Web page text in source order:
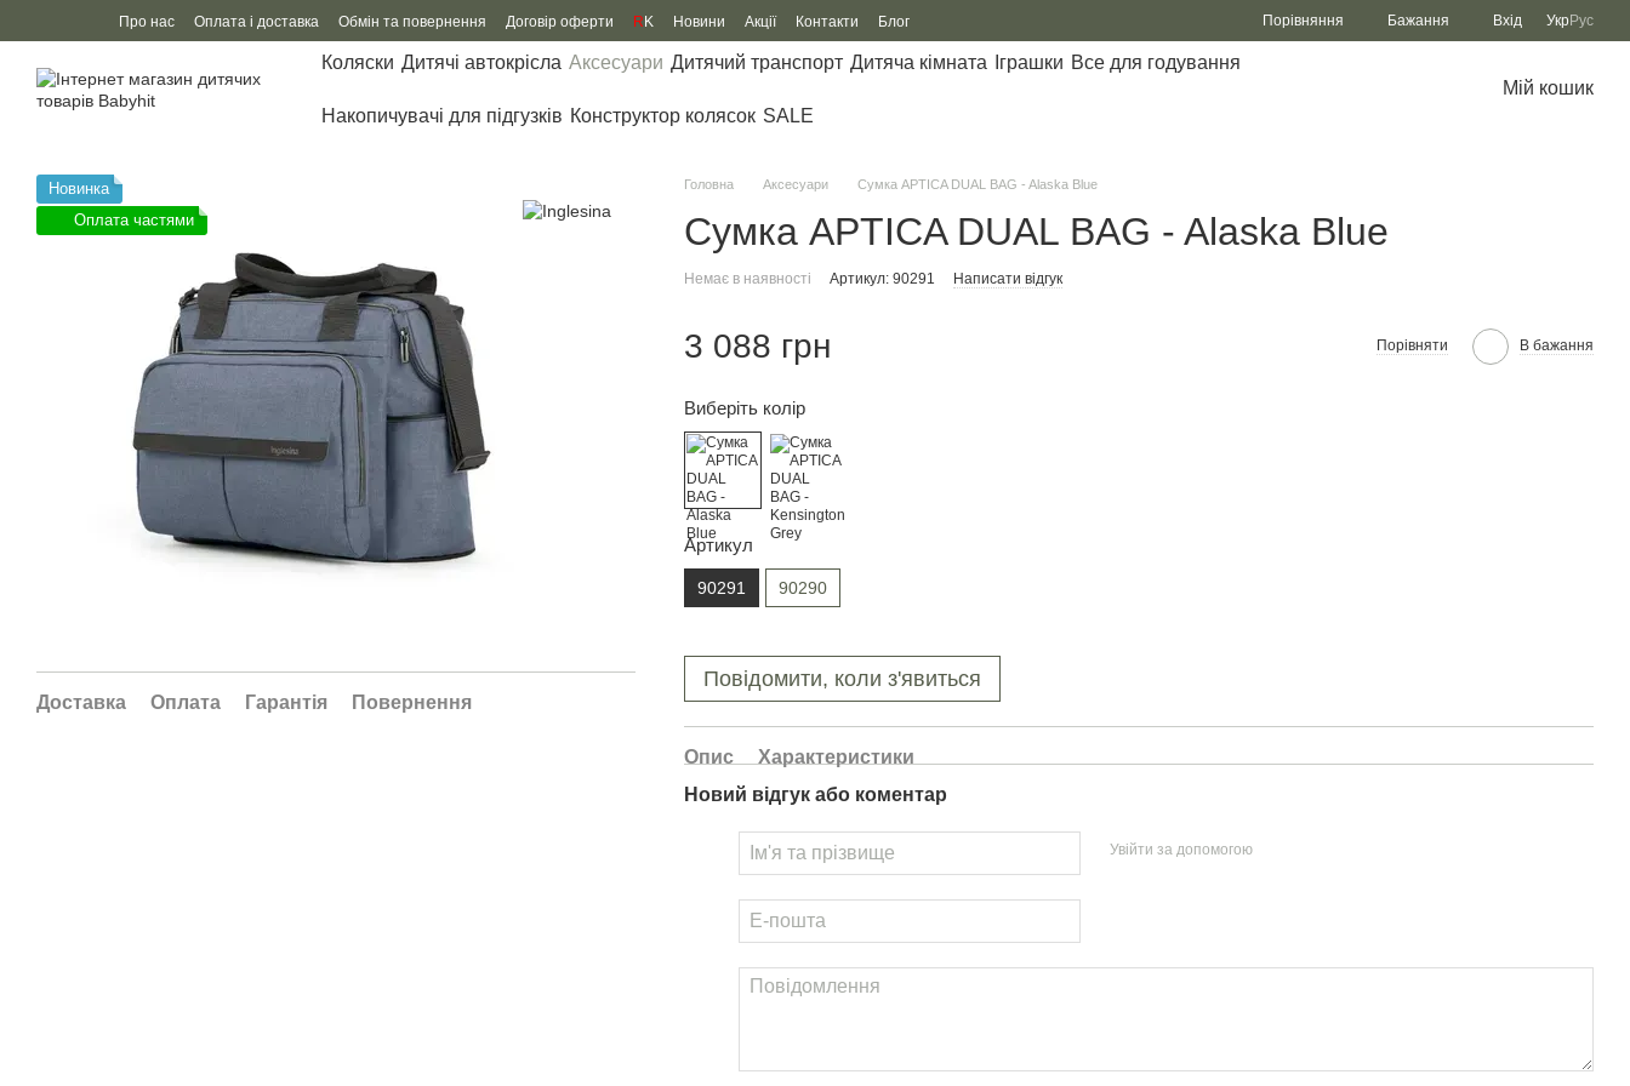
Перейти до основного контенту
Про нас Оплата і доставка Обмін та повернення Договір оферти R K Новини Акції Контакти Блог Порівняння Бажання Вхід УкрРус
Коляски Дитячі автокрісла Аксесуари Дитячий транспорт Дитяча кімната Іграшки Все для годування
Накопичувачі для підгузків Конструктор колясок SALE
Мій кошик
Новинка
Оплата частями
Доставка Оплата Гарантія Повернення
Головна Аксесуари Сумка APTICA DUAL BAG - Alaska Blue
Сумка APTICA DUAL BAG - Alaska Blue
Немає в наявності Артикул: 90291 Написати відгук
3 088 грн Порівняти В бажання
Виберіть колір
Артикул
90291 90290
Повідомити, коли з'явиться
Опис
Характеристики
Новий відгук або коментар
Увійти за допомогою